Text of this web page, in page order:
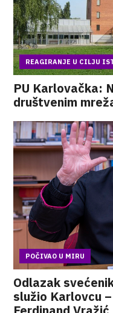
REAGIRANJE U CILJU
PU Karlovačka:
društvenim
POČIVAO U MIRU
Odlazak
služio Karlovcu